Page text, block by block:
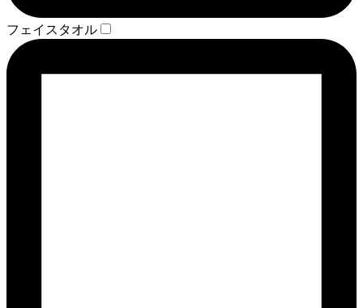
フェイスタオル